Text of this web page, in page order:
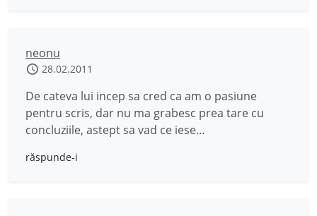
neonu
28.02.2011
De cateva lui incep sa cred ca am o pasiune
pentru scris, dar nu ma grabesc prea tare cu
concluziile, astept sa vad ce iese…
răspunde-i